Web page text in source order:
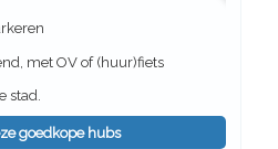
met OV of (huur)fiets
stad.
goedkope hubs